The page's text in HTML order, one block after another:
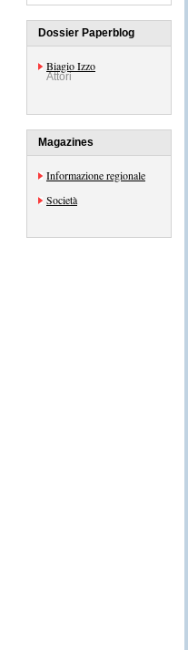
Dossier Paperblog
Biagio Izzo
Attori
Magazines
Informazione regionale
Società